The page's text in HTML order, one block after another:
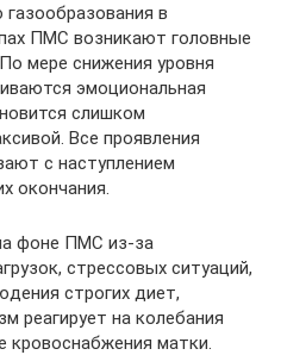
в
ПМС возникают головные
мере снижения уровня
эмоциональная
слишком
Все проявления
с наступлением
окончания.
фоне ПМС из-за
стрессовых ситуаций,
строгих диет,
реагирует на колебания
кровоснабжения матки.